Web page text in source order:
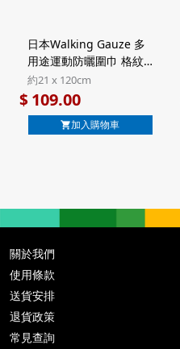
日本Walking Gauze 多
用途運動防曬圍巾 格紋
藍色 日本製 UV加工 純棉
三重紗巾【市集世界 - 日
本市集】
約21 x 120cm
$109.00
加入購物車
關於我們
使用條款
送貨安排
退貨政策
常見查詢